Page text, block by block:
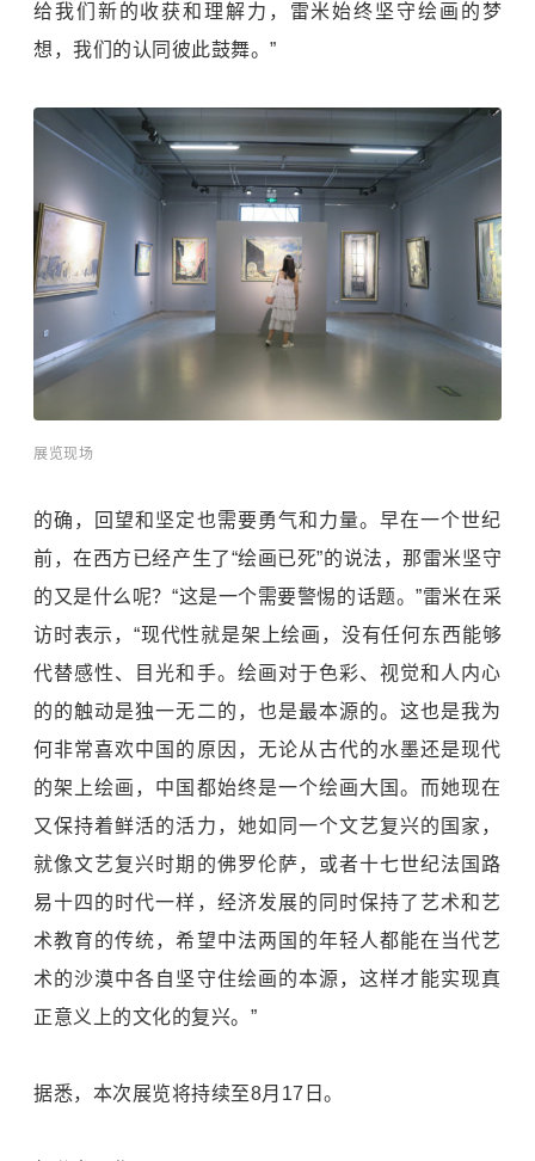
给我们新的收获和理解力，雷米始终坚守绘画的梦
想，我们的认同彼此鼓舞。”
展览现场
的确，回望和坚定也需要勇气和力量。早在一个世纪
前，在西方已经产生了“绘画已死”的说法，那雷米坚守
的又是什么呢？“这是一个需要警惕的话题。”雷米在采
访时表示，“现代性就是架上绘画，没有任何东西能够
代替感性、目光和手。绘画对于色彩、视觉和人内心
的的触动是独一无二的，也是最本源的。这也是我为
何非常喜欢中国的原因，无论从古代的水墨还是现代
的架上绘画，中国都始终是一个绘画大国。而她现在
又保持着鲜活的活力，她如同一个文艺复兴的国家，
就像文艺复兴时期的佛罗伦萨，或者十七世纪法国路
易十四的时代一样，经济发展的同时保持了艺术和艺
术教育的传统，希望中法两国的年轻人都能在当代艺
术的沙漠中各自坚守住绘画的本源，这样才能实现真
正意义上的文化的复兴。”
据悉，本次展览将持续至8月17日。